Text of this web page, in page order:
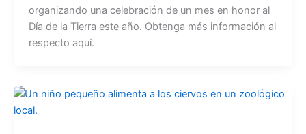
organizando una celebración de un mes en honor al
Día de la Tierra este año. Obtenga más información al
respecto aquí.